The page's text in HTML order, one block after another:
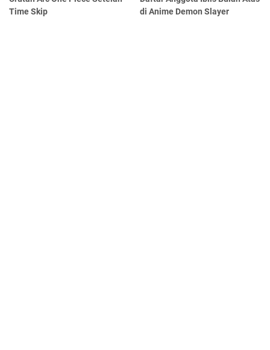
Time Skip
di Anime Demon Slayer